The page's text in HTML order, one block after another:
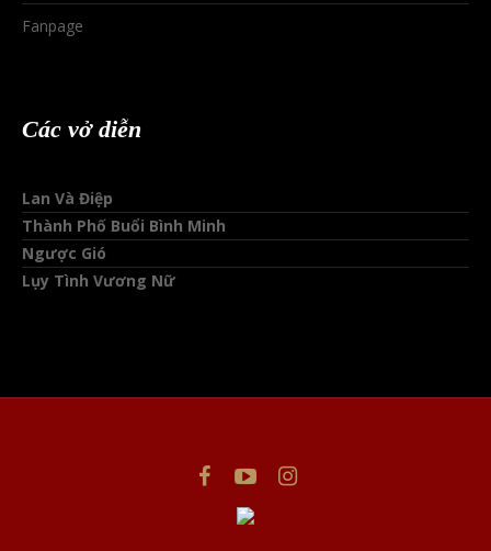
Fanpage
Các vở diễn
Lan Và Điệp
Thành Phố Buổi Bình Minh
Ngược Gió
Lụy Tình Vương Nữ